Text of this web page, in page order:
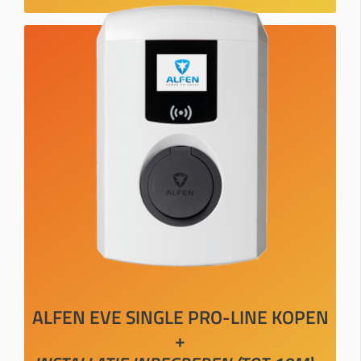
ALFEN EVE SINGLE PRO-LINE KOPEN
+